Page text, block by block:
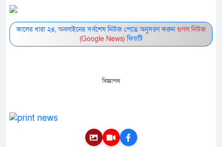
কালের ধারা ২৪, অনলাইনের সর্বশেষ নিউজ পেতে অনুসরণ করুনগুগল নিউজ
(Google News)ফিডটি
বিজ্ঞাপন